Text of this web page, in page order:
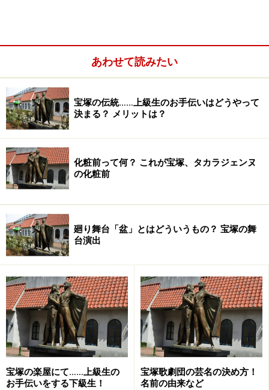
衣装は誰が作るの？
専属または外部の衣装デザイナーがデザインし、歌劇団
の衣装部さんが製作します。
中には海外の工場で作られるものもあります。
本番中、早替りを手伝ったり、衣装のメンテナンスをす
るのも衣装部さんの役目。衣装部さんはタカラジェンヌ
の身近で支えてくれるスタッフです。
稽古はどこでするの？
あわせて読みたい
宝塚の伝統……上級生のお手伝いはどうやって
決まる？ メリットは？
化粧前って何？ これが宝塚、タカラジェンヌ
の化粧前
廻り舞台「盆」とはどういうもの？ 宝塚の舞
台演出
宝塚の楽屋にて……上級生の
お手伝いをする下級生！
宝塚歌劇団の芸名の決め方！
名前の由来など